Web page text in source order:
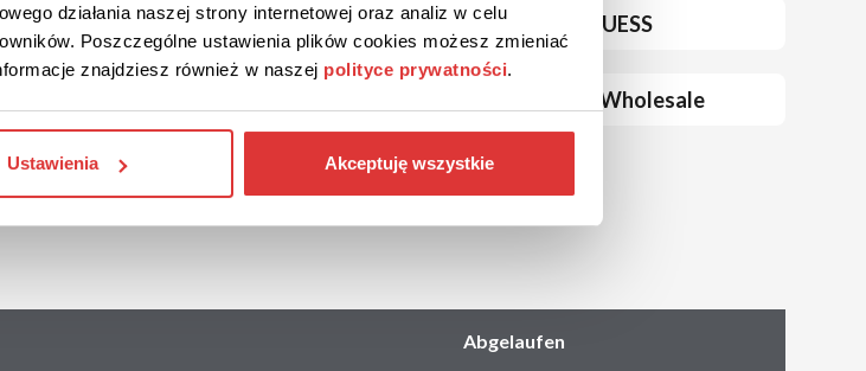
działania naszej strony internetowej oraz analiz w celu
Poszczególne ustawienia plików cookies możesz zmieniać
znajdziesz również w naszej polityce prywatności.
Ustawienia Akceptuję wszystkie
BonPrix GUESS
LovelyWholesale
Abgelaufen